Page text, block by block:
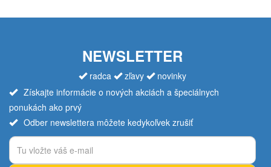
NEWSLETTER
radca zľavy
novinky
Získajte informácie o nových akciách a špeciálnych
ponukách ako prvý
Odber newslettera môžete kedykoľvek zrušiť